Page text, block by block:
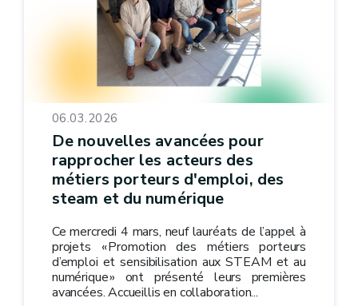
06.03.2026
De nouvelles avancées pour
rapprocher les acteurs des
métiers porteurs d'emploi, des
steam et du numérique
Ce mercredi 4 mars, neuf lauréats de l’appel à
projets « Promotion des métiers porteurs
d’emploi et sensibilisation aux STEAM et au
numérique » ont présenté leurs premières
avancées. Accueillis en collaboration...